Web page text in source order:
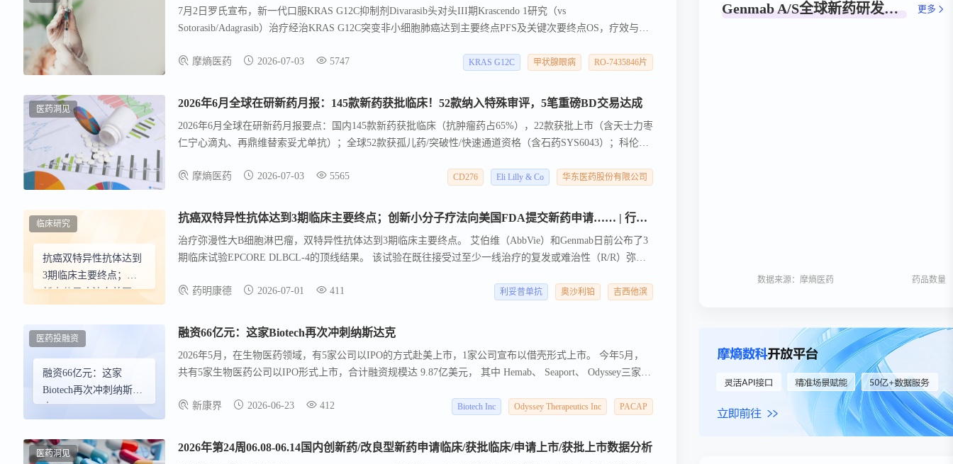
7月2日罗氏宣布，新一代口服KRAS G12C抑制剂Divarasib头对头III期Krascendo 1研究（vs
Sotorasib/Adagrasib）治疗经治KRAS G12C突变非小细胞肺癌达到主要终点PFS及关键次要终点OS，疗效与安
审评，拟定为首个且唯一居家皮下方案，PDUFA日期2026年10月15日。
摩熵医药 2026-07-03 5747 KRAS G12C 甲状腺眼病 RO-7435846片
医药洞见 2026年6月全球在研新药月报：145款新药获批临床！52款纳入特殊审评，5笔重磅BD交易达成
2026年6月全球在研新药月报要点：国内145款新药获批临床（抗肿瘤药占65%），22款获批上市（含天士力枣
仁宁心滴丸、再鼎维替索妥尤单抗）；全球52款获孤儿药/突破性/快速通道资格（含石药SYS6043）；科伦博
泊酚获FDA批准在美上市；海思科与礼来达成最高30.54亿美元BD合作。
摩熵医药 2026-07-03 5565 CD276 Eli Lilly & Co 华东医药股份有限公司
抗癌双特异性抗体达到
3期临床主要终点；创
新小分子疗法向美国
临床研究 抗癌双特异性抗体达到3期临床主要终点；创新小分子疗法向美国FDA提交新药申请…… | 行业新闻
治疗弥漫性大B细胞淋巴瘤，双特异性抗体达到3期临床主要终点。 艾伯维（AbbVie）和Genmab日前公布了3
期临床试验EPCORE DLBCL-4的顶线结果。 该试验在既往接受过至少一线治疗的复发或难治性（R/R）弥漫
利妥昔单抗联合吉西他滨和奥沙利铂（R-GemOx）的疗效。
药明康德 2026-07-01 411 利妥昔单抗 奥沙利铂 吉西他滨
融资66亿元：这家
Biotech再次冲刺纳斯达
克
医药投融资 融资66亿元：这家Biotech再次冲刺纳斯达克
2026年5月，在生物医药领域，有5家公司以IPO的方式赴美上市，1家公司宣布以借壳形式上市。 今年5月，
共有5家生物医药公司以IPO形式上市，合计融资规模达 9.87亿美元， 其中 Hemab、 Seaport、 Odyssey三家公
新康界
2026-06-23 412 Biotech Inc Odyssey Therapeutics Inc PACAP
医药洞见 2026年第24周06.08-06.14国内创新药/改良型新药申请临床/获批临床/申请上市/获批上市数据分析
Genmab A/S全球新药研发阶段分布 更多
数据来源：摩熵医药 药品数量